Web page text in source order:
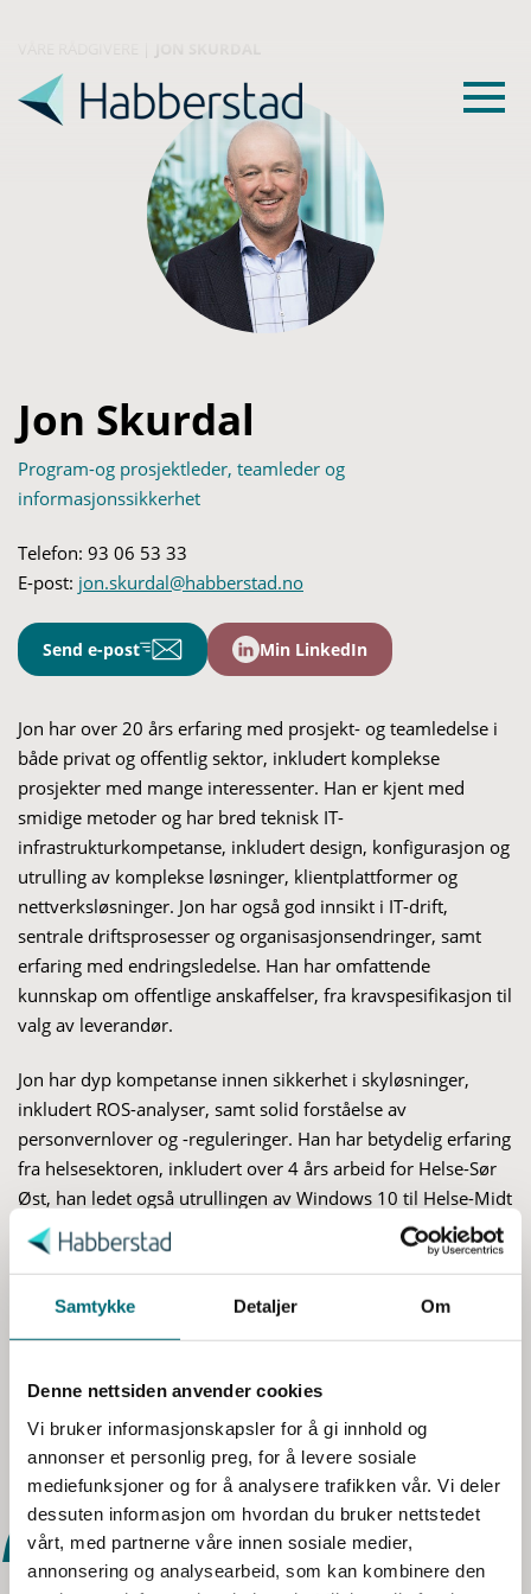
Samtykke Detaljer Om
Denne nettsiden anvender cookies
Vi bruker informasjonskapsler for å gi innhold og
annonser et personlig preg, for å levere sosiale
mediefunksjoner og for å analysere trafikken vår. Vi deler
dessuten informasjon om hvordan du bruker nettstedet
vårt, med partnerne våre innen sosiale medier,
annonsering og analysearbeid, som kan kombinere den
S
m
y
g
Jon Skurdal
Program-og prosjektleder, teamleder og
informasjonssikkerhet
Telefon: 93 06 53 33
E-post: jon.skurdal@habberstad.no
Send e-post Min LinkedIn
Jon har over 20 års erfaring med prosjekt- og teamledelse i
både privat og offentlig sektor, inkludert komplekse
prosjekter med mange interessenter. Han er kjent med
smidige metoder og har bred teknisk IT-
infrastrukturkompetanse, inkludert design, konfigurasjon og
utrulling av komplekse løsninger, klientplattformer og
nettverksløsninger. Jon har også god innsikt i IT-drift,
sentrale driftsprosesser og organisasjonsendringer, samt
erfaring med endringsledelse. Han har omfattende
kunnskap om offentlige anskaffelser, fra kravspesifikasjon til
valg av leverandør.
Jon har dyp kompetanse innen sikkerhet i skyløsninger,
inkludert ROS-analyser, samt solid forståelse av
personvernlover og -reguleringer. Han har betydelig erfaring
fra helsesektoren, inkludert over 4 års arbeid for Helse-Sør
Øst, han ledet også utrullingen av Windows 10 til Helse-Midt
Norge.
Jon er utdannet sivilingeniør i Elektro- og datateknikk fra
Norges Tekniske Høgskole og prosjektledelse fra
Handelshøyskolen BI. Han er også sertifisert innen prosjekt-
arkitektur (TOGAF) og driftsprosesser (DevOps, ITIL).